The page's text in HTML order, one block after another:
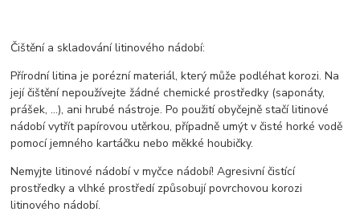
Čištění a skladování litinového nádobí:
Přírodní litina je porézní materiál, který může podléhat korozi. Na
její čištění nepoužívejte žádné chemické prostředky (saponáty,
prášek, ...), ani hrubé nástroje. Po použití obyčejně stačí litinové
nádobí vytřít papírovou utěrkou, případně umýt v čisté horké vodě
pomocí jemného kartáčku nebo měkké houbičky.
Nemyjte litinové nádobí v myčce nádobí! Agresivní čistící
prostředky a vlhké prostředí způsobují povrchovou korozi
litinového nádobí.